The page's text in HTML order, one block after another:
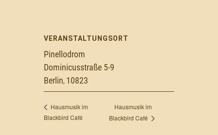
VERANSTALTUNGSORT
Pinellodrom
Dominicusstraße 5-9
Berlin, 10823
Hausmusik im
Blackbird Café
Hausmusik im
Blackbird Café